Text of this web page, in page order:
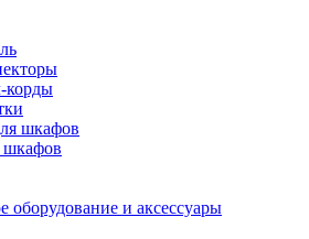
корды
шкафов
оборудование и аксессуары